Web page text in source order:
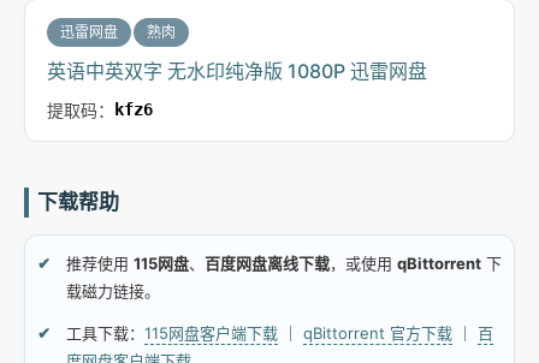
迅雷网盘 熟肉
英语中英双字 无水印纯净版 1080P 迅雷网盘
提取码： kfz6
下载帮助
推荐使用 115网盘、 百度网盘离线下载，或使用 qBittorrent 下
载磁力链接。
工具下载： 115网盘客户端下载 qBittorrent 官方下载
百